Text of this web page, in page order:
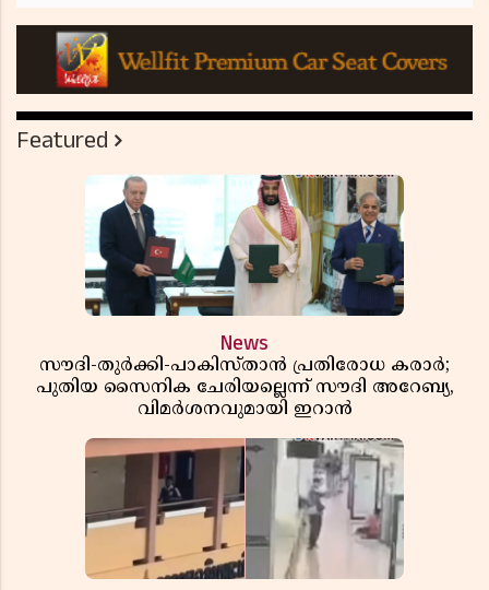
Featured
News
സൗദി-തുർക്കി-പാകിസ്താൻ പ്രതിരോധ കരാർ;
പുതിയ സൈനിക ചേരിയല്ലെന്ന് സൗദി അറേബ്യ,
വിമർശനവുമായി ഇറാൻ